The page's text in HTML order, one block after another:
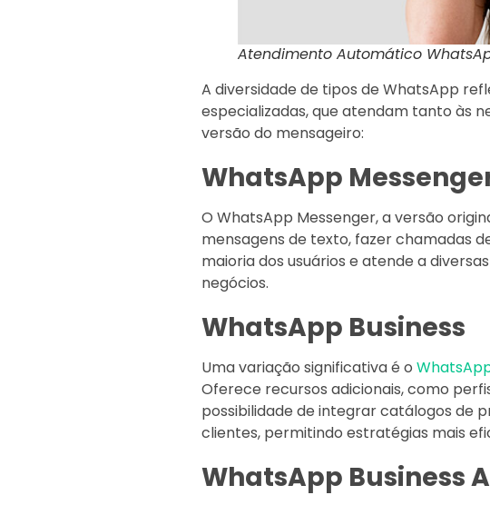
Atendimento Automático
A diversidade de tipos de WhatsApp
especializadas, que atendam tanto às
versão do mensageiro:
WhatsApp
O WhatsApp Messenger, a versão
mensagens de texto, fazer chamadas
maioria dos usuários e atende a
negócios.
WhatsApp Business
Uma variação significativa é o
Oferece recursos adicionais, como
possibilidade de integrar catálogos de
clientes, permitindo estratégias mais
WhatsApp Business